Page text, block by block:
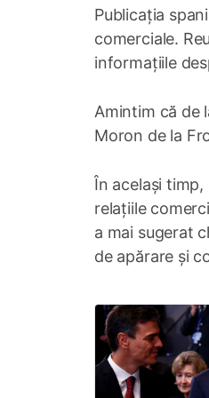
Publicația
comerciale.
informațiile
Amintim că de
Moron de la
În același
relațiile
a mai sugerat
de apărare și